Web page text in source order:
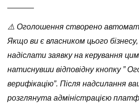
⚠️ Оголошення створено
Якщо ви є власником цього
надіслати заявку на керування
натиснувши відповідну кнопку ”
верифікацію”. Після надсилання
розглянута адміністрацією